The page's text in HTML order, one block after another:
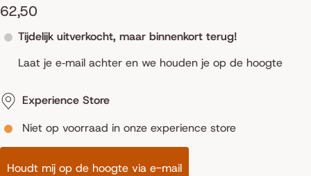
62,50
Tijdelijk uitverkocht, maar binnenkort terug!
Laat je e‑mail achter en we houden je op de hoogte
Experience Store
Niet op voorraad in onze experience store
Houdt mij op de hoogte via e-mail